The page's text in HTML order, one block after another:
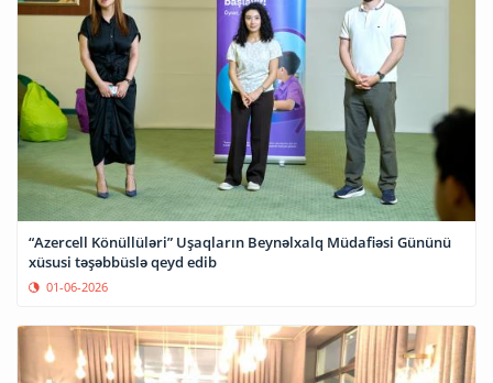
“Azercell Könüllüləri” Uşaqların Beynəlxalq Müdafiəsi Gününü
xüsusi təşəbbüslə qeyd edib
01-06-2026